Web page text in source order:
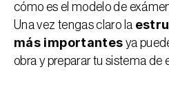
cómo es el modelo de
Una vez tengas claro la
más importantes ya
obra y preparar tu sistema de